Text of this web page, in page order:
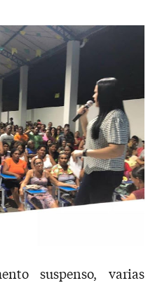
suspenso, varias